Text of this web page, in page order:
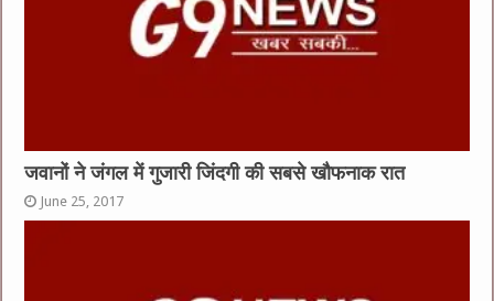
जवानों ने जंगल में गुजारी जिंदगी की सबसे खौफनाक रात
June 25, 2017